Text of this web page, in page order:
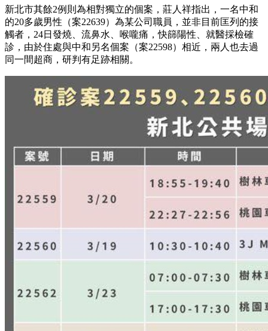
新北市其餘2例則為相對獨立的個案，莊人祥指出，一名中和
的20多歲男性（案22639）為某公司職員，並非目前匡列的接
觸者，24日發燒、流鼻水、喉嚨痛，快篩陽性、就醫採檢確
診，由於住處與中和另名個案（案22598）相近，兩人也去過
同一間超商，研判有足跡相關。